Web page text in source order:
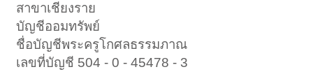
สาขาเชียงราย
บัญชีออมทรัพย์
ชื่อบัญชีพระครูโกศลธรรมภาณ
เลขที่บัญชี 504 - 0 - 45478 - 3